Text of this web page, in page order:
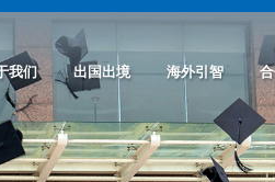
我们 出国出境 海外引智